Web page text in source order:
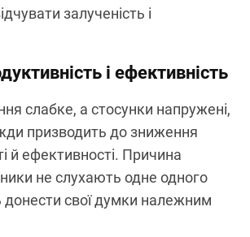
залученість і
і ефективність
слабке, а стосунки напружені,
призводить до зниження
й ефективності. Причина
не слухають одне одного
свої думки належним